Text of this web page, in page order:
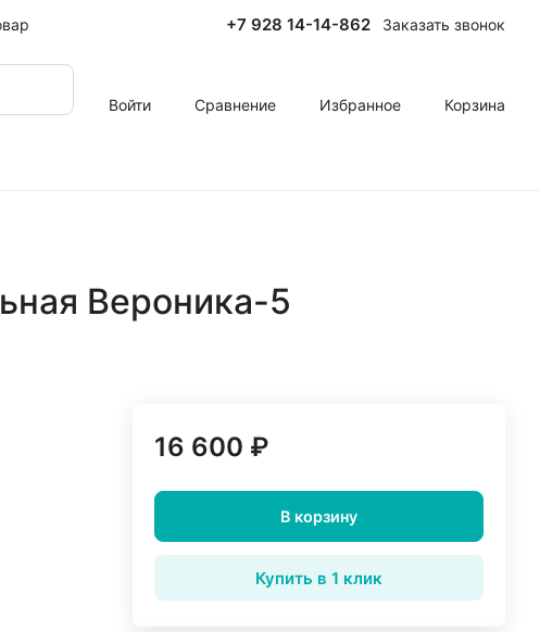
+7 928 14-14-862 Заказать звонок
Войти Сравнение Избранное Корзина
Вероника-5
16 600 ₽
В корзину
Купить в 1 клик